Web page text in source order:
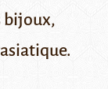
bijoux,